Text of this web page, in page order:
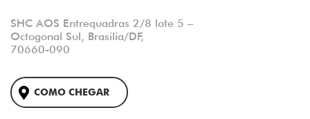
SHC AOS Entrequadras 2/8 lote 5 –
Octogonal Sul, Brasília/DF,
70660-090
COMO CHEGAR